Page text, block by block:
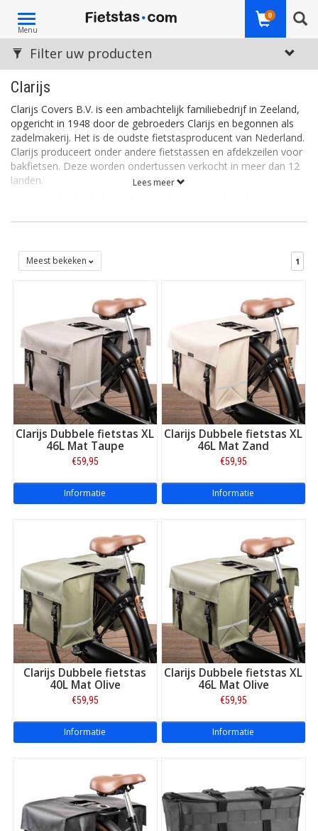
Toggle
navigation
Menu
0
Clarijs
Clarijs Covers B.V. is een ambachtelijk familiebedrijf in Zeeland,
opgericht in 1948 door de gebroeders Clarijs en begonnen als
zadelmakerij. Het is de oudste fietstasproducent van Nederland.
Clarijs produceert onder andere fietstassen en afdekzeilen voor
bakfietsen. Deze worden ondertussen verkocht in meer dan 12
landen.
dragen aan een beter milieu, maar ook aan een sterkere
samenleving.
Lees meer
Filter uw producten
Meest bekeken 1
Clarijs Dubbele fietstas XL
46L Mat Taupe
€59,95
Informatie
Clarijs Dubbele fietstas XL
46L Mat Zand
€59,95
Informatie
Clarijs Dubbele fietstas
40L Mat Olive
€59,95
Informatie
Clarijs Dubbele fietstas XL
46L Mat Olive
€59,95
Informatie